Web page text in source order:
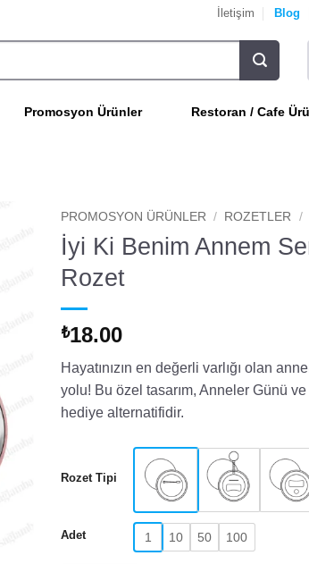
İletişim Blog
Promosyon Ürünler Restoran / Cafe
PROMOSYON ÜRÜNLER / ROZETLER /
İyi Ki Benim Annem
Rozet
₺18.00
Hayatınızın en değerli varlığı olan
yolu! Bu özel tasarım, Anneler Günü
hediye alternatifidir.
Rozet Tipi
Adet 1 10 50 100